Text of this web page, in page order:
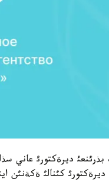
بذرئنعئ ديرةكتورئ عاني
كئنالئ ةكةنئن